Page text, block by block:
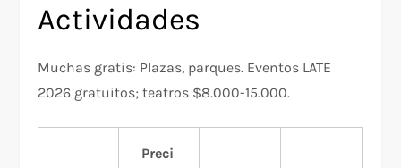
Actividades
Muchas gratis: Plazas, parques. Eventos LATE
2026 gratuitos; teatros $8.000-15.000.
Preci